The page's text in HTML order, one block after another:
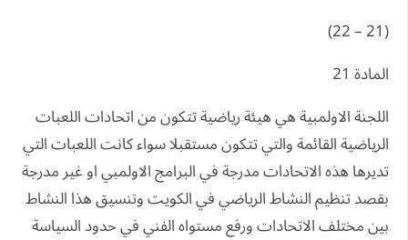
(21 – 22)
المادة 21
اللجنة الاولمبية هي هيئة رياضية تتكون من اتحادات اللعبات
الرياضية القائمة والتي تتكون مستقبلا سواء كانت اللعبات التي
تديرها هذه الاتحادات مدرجة في البرامج الاولمبي او غير مدرجة
بقصد تنظيم النشاط الرياضي في الكويت وتنسيق هذا النشاط
بين مختلف الاتحادات ورفع مستواه الفني في حدود السياسة